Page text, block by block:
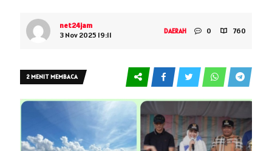
net24jam
3 Nov 2025 19:11
DAERAH 0 760
2 MENIT MEMBACA